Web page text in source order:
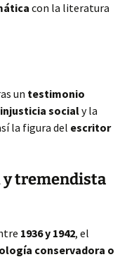
con la literatura
un testimonio
injusticia socialy la
la figura del escritor
y tremendista
1936 y 1942, el
conservadora o